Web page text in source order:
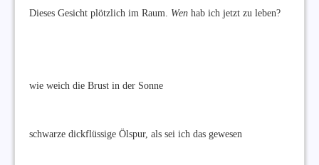
Dieses Gesicht plötzlich im Raum. Wen hab ich jetzt zu leben?
wie weich die Brust in der Sonne
schwarze dickflüssige Ölspur, als sei ich das gewesen